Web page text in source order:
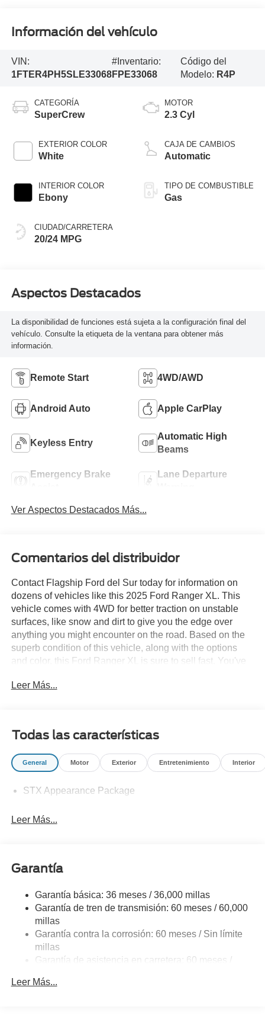
Información del vehículo
VIN:
1FTER4PH5SLE33068
#Inventario:
FPE33068
Código del
Modelo: R4P
CATEGORÍA
SuperCrew
EXTERIOR COLOR
White
INTERIOR COLOR
Ebony
CIUDAD/CARRETERA
20/24 MPG
MOTOR
2.3 Cyl
CAJA DE CAMBIOS
Automatic
TIPO DE COMBUSTIBLE
Gas
Aspectos Destacados
La disponibilidad de funciones está sujeta a la configuración final del
vehículo. Consulte la etiqueta de la ventana para obtener más
información.
Remote Start 4WD/AWD
Android Auto Apple CarPlay
Keyless Entry
Automatic High
Beams
Emergency Brake
Lane Departure
Ver Aspectos Destacados Más...
Comentarios del distribuidor
Contact Flagship Ford del Sur today for information on
dozens of vehicles like this 2025 Ford Ranger XL. This
vehicle comes with 4WD for better traction on unstable
surfaces, like snow and dirt to give you the edge over
anything you might encounter on the road. Based on the
superb condition of this vehicle, along with the options
and color, this Ford Ranger XL is sure to sell fast. You've
Just what you've been looking for. With quality in mind,
Leer Más...
Todas las características
General Motor Exterior Entretenimiento Interior
STX Appearance Package
Leer Más...
Garantía
Garantía básica: 36 meses / 36,000 millas
Garantía de tren de transmisión: 60 meses / 60,000
millas
Garantía contra la corrosión: 60 meses / Sin límite
millas
Garantía de asistencia en carretera: 60 meses /
Leer Más...